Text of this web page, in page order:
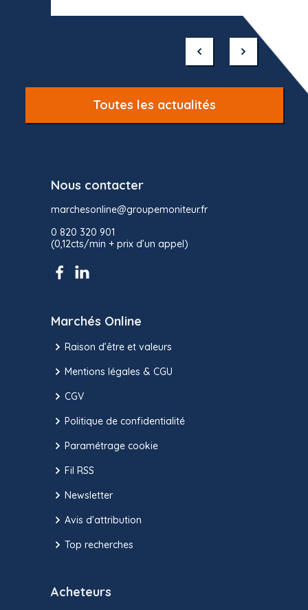
Toutes les actualités
Nous contacter
marchesonline@groupemoniteur.fr
0 820 320 901
(0,12cts/min + prix d’un appel)
Marchés Online
Raison d’être et valeurs
Mentions légales & CGU
CGV
Politique de confidentialité
Paramétrage cookie
Fil RSS
Newsletter
Avis d'attribution
Top recherches
Acheteurs